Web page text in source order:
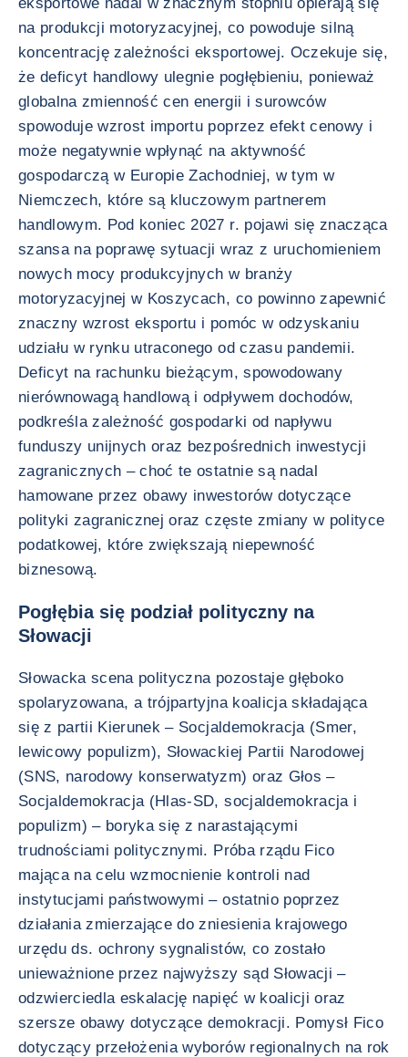
na produkcji motoryzacyjnej, co powoduje silną
koncentrację zależności eksportowej. Oczekuje się,
że deficyt handlowy ulegnie pogłębieniu, ponieważ
globalna zmienność cen energii i surowców
spowoduje wzrost importu poprzez efekt cenowy i
może negatywnie wpłynąć na aktywność
gospodarczą w Europie Zachodniej, w tym w
Niemczech, które są kluczowym partnerem
handlowym. Pod koniec 2027 r. pojawi się znacząca
szansa na poprawę sytuacji wraz z uruchomieniem
nowych mocy produkcyjnych w branży
motoryzacyjnej w Koszycach, co powinno zapewnić
znaczny wzrost eksportu i pomóc w odzyskaniu
udziału w rynku utraconego od czasu pandemii.
Deficyt na rachunku bieżącym, spowodowany
nierównowagą handlową i odpływem dochodów,
podkreśla zależność gospodarki od napływu
funduszy unijnych oraz bezpośrednich inwestycji
zagranicznych – choć te ostatnie są nadal
hamowane przez obawy inwestorów dotyczące
polityki zagranicznej oraz częste zmiany w polityce
podatkowej, które zwiększają niepewność
biznesową.
Pogłębia się podział polityczny na
Słowacji
Słowacka scena polityczna pozostaje głęboko
spolaryzowana, a trójpartyjna koalicja składająca
się z partii Kierunek – Socjaldemokracja (Smer,
lewicowy populizm), Słowackiej Partii Narodowej
(SNS, narodowy konserwatyzm) oraz Głos –
Socjaldemokracja (Hlas-SD, socjaldemokracja i
populizm) – boryka się z narastającymi
trudnościami politycznymi. Próba rządu Fico
mająca na celu wzmocnienie kontroli nad
instytucjami państwowymi – ostatnio poprzez
działania zmierzające do zniesienia krajowego
urzędu ds. ochrony sygnalistów, co zostało
unieważnione przez najwyższy sąd Słowacji –
odzwierciedla eskalację napięć w koalicji oraz
szersze obawy dotyczące demokracji. Pomysł Fico
dotyczący przełożenia wyborów regionalnych na rok